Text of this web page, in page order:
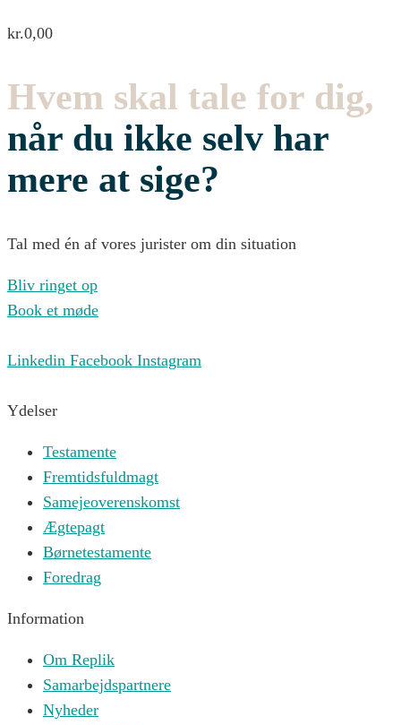
kr.0,00
Hvem skal tale for dig,
når du ikke selv har
mere at sige?
Tal med én af vores jurister om din situation
Bliv ringet op
Book et møde
Linkedin Facebook Instagram
Ydelser
Testamente
Fremtidsfuldmagt
Samejeoverenskomst
Ægtepagt
Børnetestamente
Foredrag
Information
Om Replik
Samarbejdspartnere
Nyheder